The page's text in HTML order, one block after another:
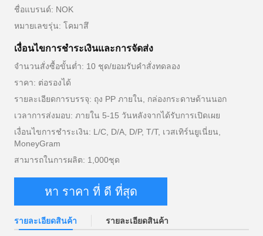
ชื่อแบรนด์: NOK
หมายเลขรุ่น: โคมาสึ
เงื่อนไขการชำระเงินและการจัดส่ง
จำนวนสั่งซื้อขั้นต่ำ: 10 ชุด/ยอมรับคำสั่งทดลอง
ราคา: ต่อรองได้
รายละเอียดการบรรจุ: ถุง PP ภายใน, กล่องกระดาษด้านนอก
เวลาการส่งมอบ: ภายใน 5-15 วันหลังจากได้รับการเปิดเผย
เงื่อนไขการชำระเงิน: L/C, D/A, D/P, T/T, เวสเทิร์นยูเนี่ยน,
MoneyGram
สามารถในการผลิต: 1,000ชุด
หา ราคา ที่ ดี ที่สุด
รายละเอียดสินค้า รายละเอียดสินค้า